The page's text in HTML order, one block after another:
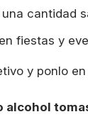
cantidad
fiestas y
y ponlo
alcohol